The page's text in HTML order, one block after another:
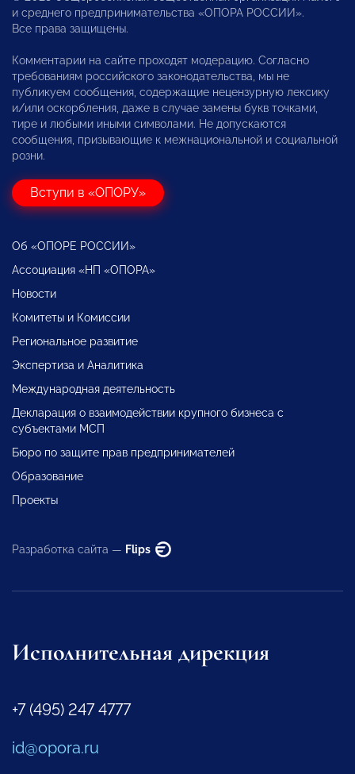
и среднего предпринимательства «ОПОРА РОССИИ».
Все права защищены.
Комментарии на сайте проходят модерацию. Согласно
требованиям российского законодательства, мы не
публикуем сообщения, содержащие нецензурную лексику
и/или оскорбления, даже в случае замены букв точками,
тире и любыми иными символами. Не допускаются
сообщения, призывающие к межнациональной и социальной
розни.
Вступи в «ОПОРУ»
Об «ОПОРЕ РОССИИ»
Ассоциация «НП «ОПОРА»
Новости
Комитеты и Комиссии
Региональное развитие
Экспертиза и Аналитика
Международная деятельность
Декларация о взаимодействии крупного бизнеса с
субъектами МСП
Бюро по защите прав предпринимателей
Образование
Проекты
Разработка сайта — Flips
Исполнительная дирекция
+7 (495) 247 4777
id@opora.ru